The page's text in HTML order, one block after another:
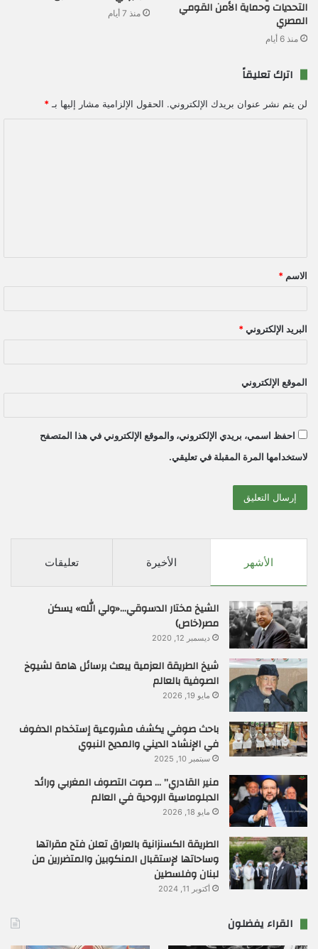
التحديات وحماية الأمن القومي
المصري
منذ 6 أيام
منذ 7 أيام
اترك تعليقاً
لن يتم نشر عنوان بريدك الإلكتروني. الحقول الإلزامية مشار إليها بـ *
ق
*
الاسم *
البريد الإلكتروني *
الموقع الإلكتروني
احفظ اسمي، بريدي الإلكتروني، والموقع الإلكتروني في هذا المتصفح
لاستخدامها المرة المقبلة في تعليقي.
الأشهر الأخيرة تعليقات
الشيخ مختار الدسوقي…«ولي الله» يسكن
مصر(خاص)
ديسمبر 12, 2020
شيخ الطريقة العزمية يبعث برسائل هامة لشيوخ
الصوفية بالعالم
مايو 19, 2026
باحث صوفي يكشف مشروعية إستخدام الدفوف
في الإنشاد الديني والمديح النبوي
سبتمبر 10, 2025
منير القادري” … صوت التصوف المغربي ورائد
الدبلوماسية الروحية في العالم
مايو 18, 2026
الطريقة الكسنزانية بالعراق تعلن فتح مقراتها
وساحاتها لإستقبال المنكوبين والمتضررين من
لبنان وفلسطين
أكتوبر 11, 2024
القراء يفضلون